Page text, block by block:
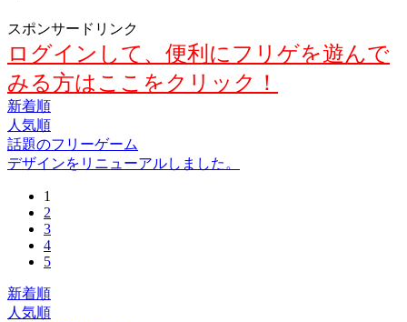
スポンサードリンク
ログインして、便利にフリゲを遊んで
みる方はここをクリック！
新着順
人気順
話題のフリーゲーム
デザインをリニューアルしました。
1
2
3
4
5
新着順
人気順